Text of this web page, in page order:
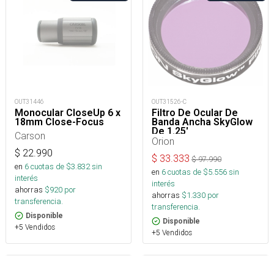
OUT31446
Monocular CloseUp 6 x
18mm Close-Focus
Carson
$ 22.990
en 6cuotas de $3.832sin
interés
ahorras $920 por
transferencia.
Disponible
+5 Vendidos
OUT31526-C
Filtro De Ocular De
Banda Ancha SkyGlow
De 1.25'
Orion
$ 33.333 $97.990
en 6cuotas de $5.556sin
interés
ahorras $1.330 por
transferencia.
Disponible
+5 Vendidos